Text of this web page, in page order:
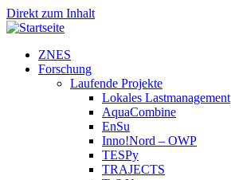
Direkt zum Inhalt
ZNES
Forschung
Laufende Projekte
Lokales Lastmanagement
AquaCombine
EnSu
Inno!Nord – OWP
TESPy
TRAJECTS